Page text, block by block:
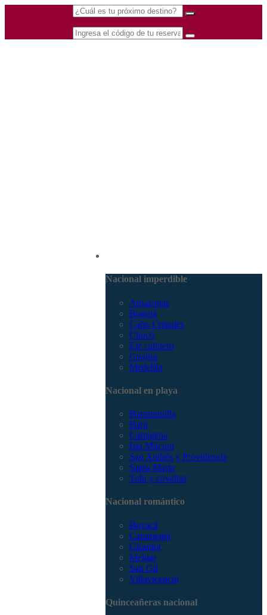
Nacional imperdible
Amazonas
Bogotá
Caño Cristales
Chocó
Eje cafetero
Guajira
Medellín
Nacional en playa
Barranquilla
Barú
Cartagena
Isla Múcura
San Andrés y Providencia
Santa Marta
Tolú y coveñas
Nacional romántico
Boyacá
Capurganá
Girardot
Melgar
San Gil
Villavicencio
Quinceañeras nacional